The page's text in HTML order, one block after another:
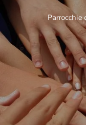
Parrocchie